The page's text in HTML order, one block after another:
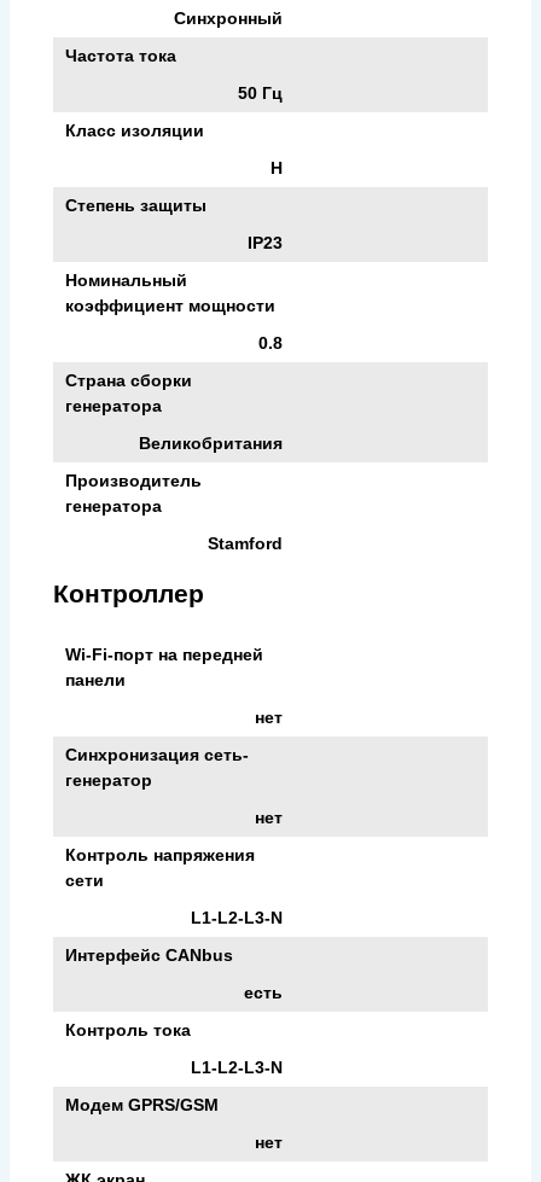
Синхронный
Частота тока
50 Гц
Класс изоляции
H
Степень защиты
IP23
Номинальный
коэффициент мощности
0.8
Страна сборки
генератора
Великобритания
Производитель
генератора
Stamford
Контроллер
Wi-Fi-порт на передней
панели
нет
Синхронизация сеть-
генератор
нет
Контроль напряжения
сети
L1-L2-L3-N
Интерфейс CANbus
есть
Контроль тока
L1-L2-L3-N
Модем GPRS/GSM
нет